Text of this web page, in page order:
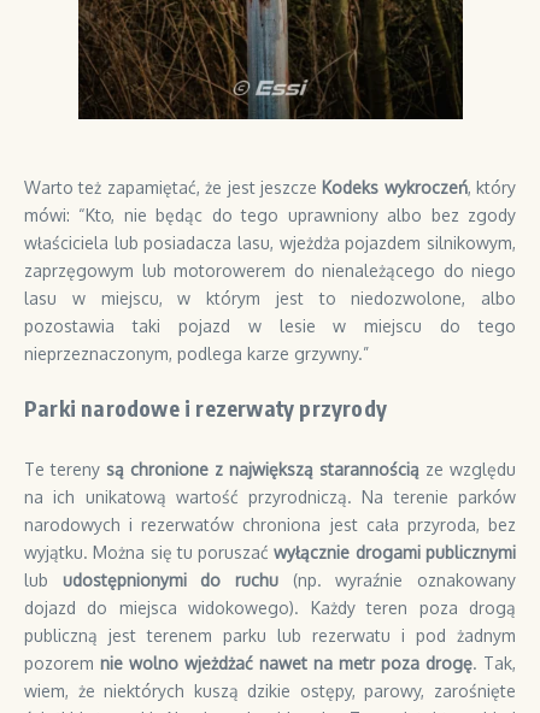
Warto też zapamiętać, że jest jeszcze Kodeks wykroczeń, który
mówi: “Kto, nie będąc do tego uprawniony albo bez zgody
właściciela lub posiadacza lasu, wjeżdża pojazdem silnikowym,
zaprzęgowym lub motorowerem do nienależącego do niego
lasu w miejscu, w którym jest to niedozwolone, albo
pozostawia taki pojazd w lesie w miejscu do tego
nieprzeznaczonym, podlega karze grzywny.”
Parki narodowe i rezerwaty przyrody
Te tereny są chronione z największą starannością ze względu
na ich unikatową wartość przyrodniczą. Na terenie parków
narodowych i rezerwatów chroniona jest cała przyroda, bez
wyjątku. Można się tu poruszaćwyłącznie drogami publicznymi
lub udostępnionymi do ruchu (np. wyraźnie oznakowany
dojazd do miejsca widokowego). Każdy teren poza drogą
publiczną jest terenem parku lub rezerwatu i pod żadnym
pozorem nie wolno wjeżdżać nawet na metr poza drogę. Tak,
wiem, że niektórych kuszą dzikie ostępy, parowy, zarośnięte